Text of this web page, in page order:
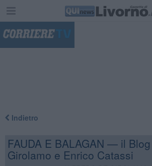
Indietro
FAUDA E BALAGAN — il
Girolamo e Enrico Catassi